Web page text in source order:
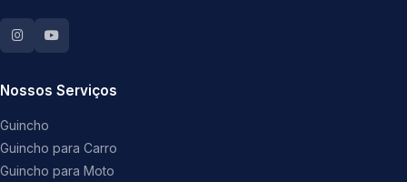
Nossos Serviços
Guincho
Guincho para Carro
Guincho para Moto